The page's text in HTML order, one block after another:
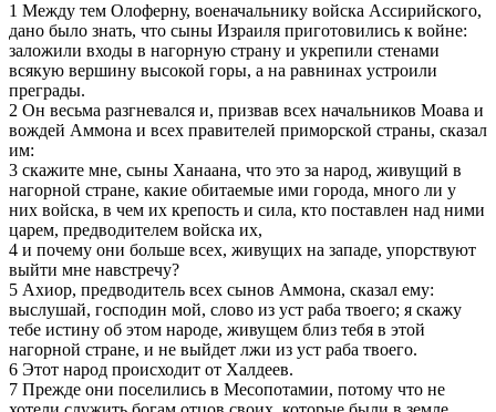
1 Между тем Олоферну, военачальнику войска Ассирийского,
дано было знать, что сыны Израиля приготовились к войне:
заложили входы в нагорную страну и укрепили стенами
всякую вершину высокой горы, а на равнинах устроили
преграды.
2 Он весьма разгневался и, призвав всех начальников Моава и
вождей Аммона и всех правителей приморской страны, сказал
им:
3 скажите мне, сыны Ханаана, что это за народ, живущий в
нагорной стране, какие обитаемые ими города, много ли у
них войска, в чем их крепость и сила, кто поставлен над ними
царем, предводителем войска их,
4 и почему они больше всех, живущих на западе, упорствуют
выйти мне навстречу?
5 Ахиор, предводитель всех сынов Аммона, сказал ему:
выслушай, господин мой, слово из уст раба твоего; я скажу
тебе истину об этом народе, живущем близ тебя в этой
нагорной стране, и не выйдет лжи из уст раба твоего.
6 Этот народ происходит от Халдеев.
7 Прежде они поселились в Месопотамии, потому что не